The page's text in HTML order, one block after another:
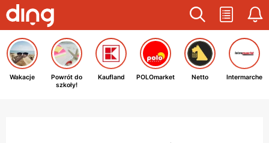
Wakacje
Powrót do
szkoły!
Kaufland POLOmarket Netto Intermarche